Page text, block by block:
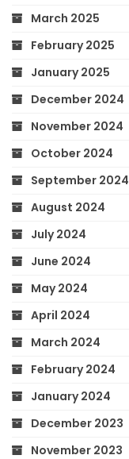
March 2025
February 2025
January 2025
December 2024
November 2024
October 2024
September 2024
August 2024
July 2024
June 2024
May 2024
April 2024
March 2024
February 2024
January 2024
December 2023
November 2023